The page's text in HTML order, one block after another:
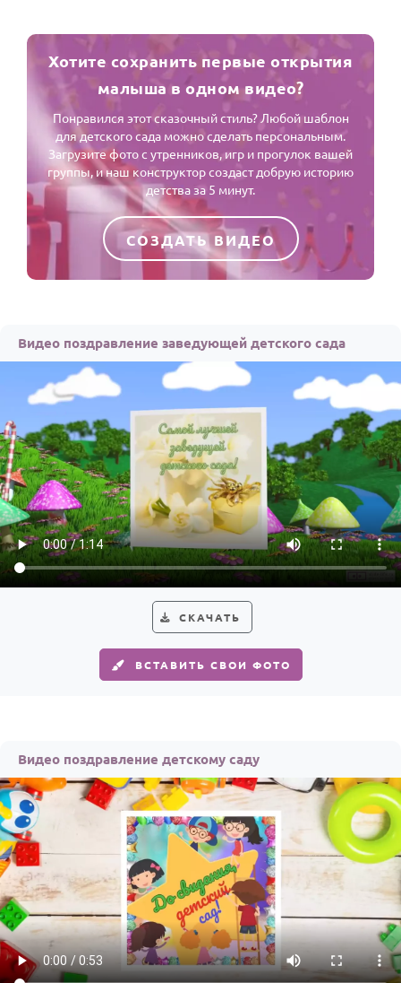
Хотите сохранить первые открытия
малыша в одном видео?
Понравился этот сказочный стиль? Любой шаблон
для детского сада можно сделать персональным.
Загрузите фото с утренников, игр и прогулок вашей
группы, и наш конструктор создаст добрую историю
детства за 5 минут.
СОЗДАТЬ ВИДЕО
Видео поздравление заведующей детского сада
СКАЧАТЬ
ВСТАВИТЬ СВОИ ФОТО
Видео поздравление детскому саду